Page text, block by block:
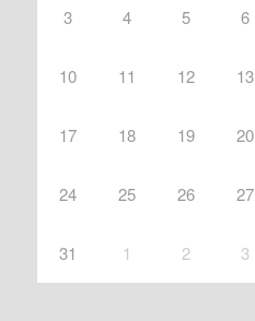
3 4 5 6
10 11 12 13
17 18 19 20
24 25 26 27
31 1 2 3